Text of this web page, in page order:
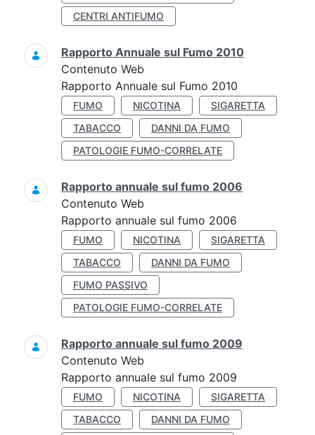
CENTRI ANTIFUMO
Rapporto Annuale sul Fumo 2010
Contenuto Web
Rapporto Annuale sul Fumo 2010
FUMO NICOTINA
SIGARETTA
TABACCO
DANNI DA FUMO
PATOLOGIE FUMO-CORRELATE
Rapporto annuale sul fumo 2006
Contenuto Web
Rapporto annuale sul fumo 2006
FUMO NICOTINA
SIGARETTA
TABACCO
DANNI DA FUMO
FUMO PASSIVO
PATOLOGIE FUMO-CORRELATE
Rapporto annuale sul fumo 2009
Contenuto Web
Rapporto annuale sul fumo 2009
FUMO NICOTINA
SIGARETTA
TABACCO
DANNI DA FUMO